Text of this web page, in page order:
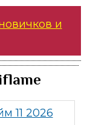
и
11 2026